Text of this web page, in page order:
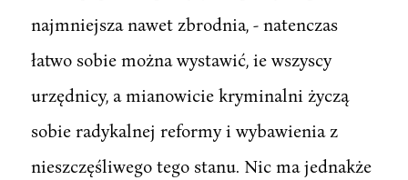
najmniejsza nawet zbrodnia, - natenczas
łatwo sobie można wystawić, ie wszyscy
urzędnicy, a mianowicie kryminalni życzą
sobie radykalnej reformy i wybawienia z
nieszczęśliwego tego stanu. Nic ma jednakże